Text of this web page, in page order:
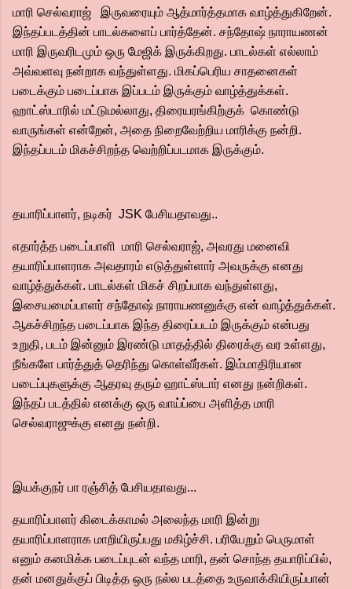
மாரி செல்வராஜ் இருவரையும் ஆத்மார்த்தமாக வாழ்த்துகிறேன்.
இந்தப்படத்தின் பாடல்களைப் பார்த்தேன். சந்தோஷ் நாராயணன்
மாரி இருவரிடமும் ஒரு மேஜிக் இருக்கிறது. பாடல்கள் எல்லாம்
அவ்வளவு நன்றாக வந்துள்ளது. மிகப்பெரிய சாதனைகள்
படைக்கும் படைப்பாக இப்படம் இருக்கும் வாழ்த்துக்கள்.
ஹாட்ஸ்டாரில் மட்டுமல்லாது, திரையரங்கிற்குக் கொண்டு
வாருங்கள் என்றேன், அதை நிறைவேற்றிய மாரிக்கு நன்றி.
இந்தப்படம் மிகச்சிறந்த வெற்றிப்படமாக இருக்கும்.
தயாரிப்பாளர், நடிகர் JSK பேசியதாவது..
எதார்த்த படைப்பாளி மாரி செல்வராஜ், அவரது மனைவி
தயாரிப்பாளராக அவதாரம் எடுத்துள்ளார் அவருக்கு எனது
வாழ்த்துக்கள். பாடல்கள் மிகச் சிறப்பாக வந்துள்ளது,
இசையமைப்பாளர் சந்தோஷ் நாராயணனுக்கு என் வாழ்த்துக்கள்.
ஆகச்சிறந்த படைப்பாக இந்த திரைப்படம் இருக்கும் என்பது
உறுதி, படம் இன்னும் இரண்டு மாதத்தில் திரைக்கு வர உள்ளது,
நீங்களே பார்த்துத் தெரிந்து கொள்வீர்கள். இம்மாதிரியான
படைப்புகளுக்கு ஆதரவு தரும் ஹாட்ஸ்டார் எனது நன்றிகள்.
இந்தப் படத்தில் எனக்கு ஒரு வாய்ப்பை அளித்த மாரி
செல்வராஜுக்கு எனது நன்றி.
இயக்குநர் பா ரஞ்சித் பேசியதாவது...
தயாரிப்பாளர் கிடைக்காமல் அலைந்த மாரி இன்று
தயாரிப்பாளராக மாறியிருப்பது மகிழ்ச்சி. பரியேறும் பெருமாள்
எனும் கனமிக்க படைப்புடன் வந்த மாரி, தன் சொந்த தயாரிப்பில்,
தன் மனதுக்குப் பிடித்த ஒரு நல்ல படத்தை உருவாக்கியிருப்பான்